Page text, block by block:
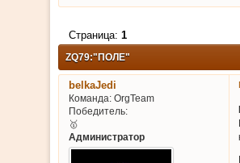
ZQ79:"ПОЛЕ"
Страница: 1
belkaJedi
Команда:OrgTeam
Победитель:
🥇
Администратор